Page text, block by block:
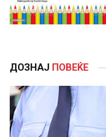
ДОЗНАЈ ПОВЕЌЕ